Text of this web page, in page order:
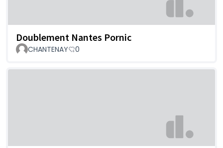
Doublement Nantes Pornic
CHANTENAY 0